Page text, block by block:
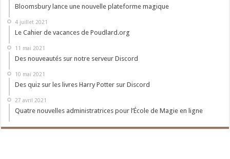
Bloomsbury lance une nouvelle plateforme magique
4 juillet 2021
Le Cahier de vacances de Poudlard.org
11 mai 2021
Des nouveautés sur notre serveur Discord
10 mai 2021
Des quiz sur les livres Harry Potter sur Discord
27 avril 2021
Quatre nouvelles administratrices pour l’École de Magie en ligne